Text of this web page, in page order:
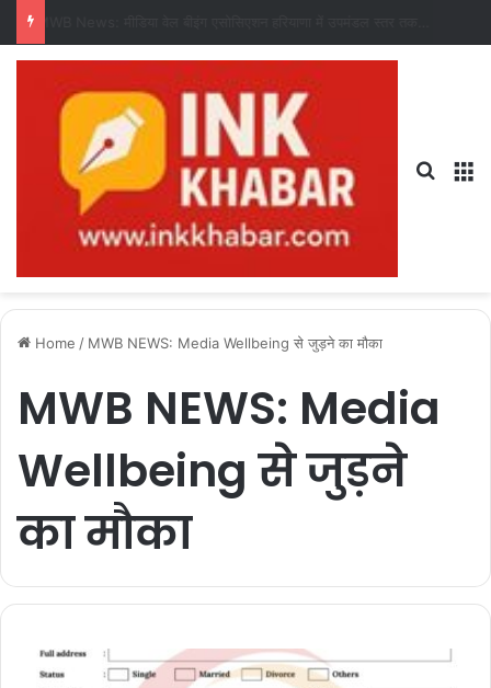
Home / MWB NEWS: Media Wellbeing से जुड़ने का मौका
MWB NEWS: Media
Wellbeing से जुड़ने
का मौका